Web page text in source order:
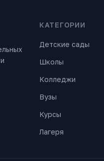
КАТЕГОРИИ
Детские сады
Школы
Колледжи
Вузы
Курсы
Лагеря